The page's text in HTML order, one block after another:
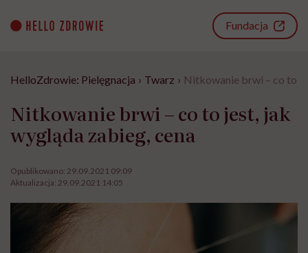
content
Fundacja
HelloZdrowie: Pielęgnacja › Twarz › Nitkowanie brwi – co to
Nitkowanie brwi – co to jest, jak
wygląda zabieg, cena
Opublikowano: 29.09.2021 09:09
Aktualizacja: 29.09.2021 14:05